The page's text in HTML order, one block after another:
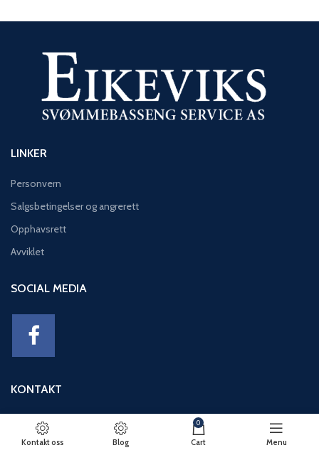
LINKER
Personvern
Salgsbetingelser og angrerett
Opphavsrett
Avviklet
SOCIAL MEDIA
KONTAKT
Adresse: Eikeviken 49, 5043 BERGEN
Telefon: 95 12 52 30
E-post: basseng@eikeviks.no
Kontakt oss Blog
0
Cart Menu